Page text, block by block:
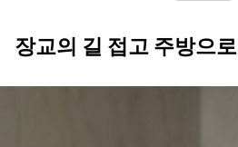
장교의 길 접고 주방으로